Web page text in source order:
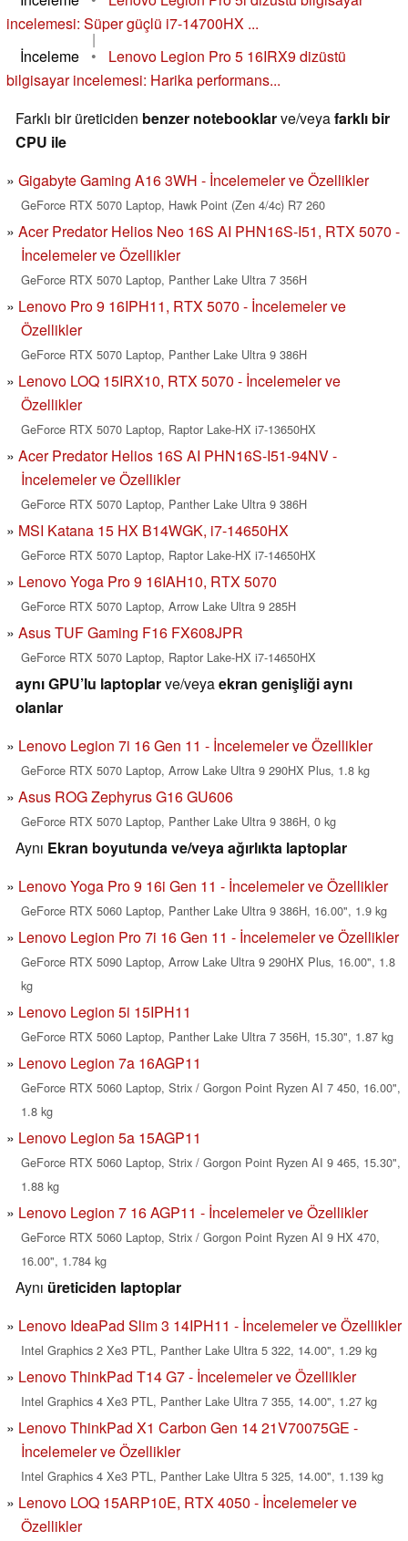
incelemesi: Süper güçlü i7-14700HX ...
|
İnceleme
•
Lenovo Legion Pro 5 16IRX9 dizüstü
bilgisayar incelemesi: Harika performans...
Farklı bir üreticiden benzer notebooklarve/veyafarklı bir
CPU ile
Gigabyte Gaming A16 3WH - İncelemeler ve Özellikler
GeForce RTX 5070 Laptop, Hawk Point (Zen 4/4c) R7 260
Acer Predator Helios Neo 16S AI PHN16S-I51, RTX 5070 -
İncelemeler ve Özellikler
GeForce RTX 5070 Laptop, Panther Lake Ultra 7 356H
Lenovo Pro 9 16IPH11, RTX 5070 - İncelemeler ve
Özellikler
GeForce RTX 5070 Laptop, Panther Lake Ultra 9 386H
Lenovo LOQ 15IRX10, RTX 5070 - İncelemeler ve
Özellikler
GeForce RTX 5070 Laptop, Raptor Lake-HX i7-13650HX
Acer Predator Helios 16S AI PHN16S-I51-94NV -
İncelemeler ve Özellikler
GeForce RTX 5070 Laptop, Panther Lake Ultra 9 386H
MSI Katana 15 HX B14WGK, i7-14650HX
GeForce RTX 5070 Laptop, Raptor Lake-HX i7-14650HX
Lenovo Yoga Pro 9 16IAH10, RTX 5070
GeForce RTX 5070 Laptop, Arrow Lake Ultra 9 285H
Asus TUF Gaming F16 FX608JPR
GeForce RTX 5070 Laptop, Raptor Lake-HX i7-14650HX
aynı GPU’lu laptoplarve/veyaekran genişliği aynı
olanlar
Lenovo Legion 7i 16 Gen 11 - İncelemeler ve Özellikler
GeForce RTX 5070 Laptop, Arrow Lake Ultra 9 290HX Plus, 1.8 kg
Asus ROG Zephyrus G16 GU606
GeForce RTX 5070 Laptop, Panther Lake Ultra 9 386H, 0 kg
Aynı Ekran boyutunda ve/veya ağırlıkta laptoplar
Lenovo Yoga Pro 9 16i Gen 11 - İncelemeler ve Özellikler
GeForce RTX 5060 Laptop, Panther Lake Ultra 9 386H, 16.00", 1.9 kg
Lenovo Legion Pro 7i 16 Gen 11 - İncelemeler ve Özellikler
GeForce RTX 5090 Laptop, Arrow Lake Ultra 9 290HX Plus, 16.00", 1.8
kg
Lenovo Legion 5i 15IPH11
GeForce RTX 5060 Laptop, Panther Lake Ultra 7 356H, 15.30", 1.87 kg
Lenovo Legion 7a 16AGP11
GeForce RTX 5060 Laptop, Strix / Gorgon Point Ryzen AI 7 450, 16.00",
1.8 kg
Lenovo Legion 5a 15AGP11
GeForce RTX 5060 Laptop, Strix / Gorgon Point Ryzen AI 9 465, 15.30",
1.88 kg
Lenovo Legion 7 16 AGP11 - İncelemeler ve Özellikler
GeForce RTX 5060 Laptop, Strix / Gorgon Point Ryzen AI 9 HX 470,
16.00", 1.784 kg
Aynı üreticiden laptoplar
Lenovo IdeaPad Slim 3 14IPH11 - İncelemeler ve Özellikler
Intel Graphics 2 Xe3 PTL, Panther Lake Ultra 5 322, 14.00", 1.29 kg
Lenovo ThinkPad T14 G7 - İncelemeler ve Özellikler
Intel Graphics 4 Xe3 PTL, Panther Lake Ultra 7 355, 14.00", 1.27 kg
Lenovo ThinkPad X1 Carbon Gen 14 21V70075GE -
İncelemeler ve Özellikler
Intel Graphics 4 Xe3 PTL, Panther Lake Ultra 5 325, 14.00", 1.139 kg
Lenovo LOQ 15ARP10E, RTX 4050 - İncelemeler ve
Özellikler